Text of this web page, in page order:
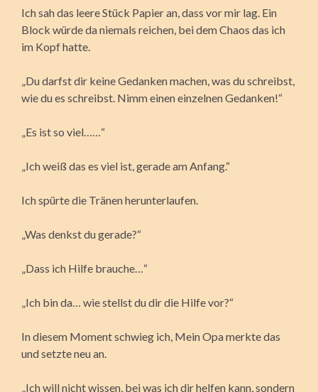
Ich sah das leere Stück Papier an, dass vor mir lag. Ein
Block würde da niemals reichen, bei dem Chaos das ich
im Kopf hatte.
„Du darfst dir keine Gedanken machen, was du schreibst,
wie du es schreibst. Nimm einen einzelnen Gedanken!“
„Es ist so viel……“
„Ich weiß das es viel ist, gerade am Anfang.“
Ich spürte die Tränen herunterlaufen.
„Was denkst du gerade?“
„Dass ich Hilfe brauche…“
„Ich bin da… wie stellst du dir die Hilfe vor?“
In diesem Moment schwieg ich, Mein Opa merkte das
und setzte neu an.
„Ich will nicht wissen, bei was ich dir helfen kann, sondern